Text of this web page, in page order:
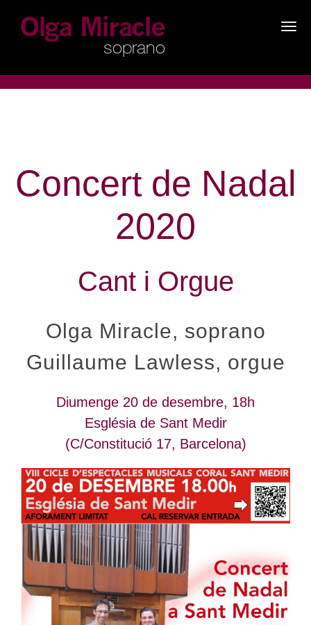
Concert de Nadal
2020
Cant i Orgue
Olga Miracle, soprano
Guillaume Lawless, orgue
Diumenge 20 de desembre, 18h
Església de Sant Medir
(C/Constitució 17, Barcelona)